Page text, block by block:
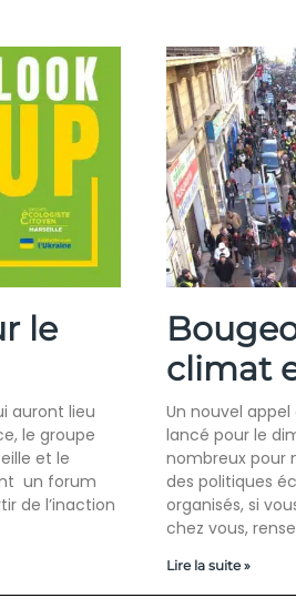
le
auront lieu
le groupe
et le
un forum
de l’inaction
climat
Un nouvel
lancé pour le
nombreux pour
des politiques
organisés, si
chez vous,
Lire la suite »